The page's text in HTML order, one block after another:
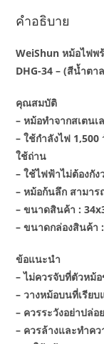
คำอธิบาย
WeiShun หม้อไฟพ
DHG-34 – (สีน้ำตา
คุณสมบัติ
– หม้อทำจากสเตน
– ใช้กำลังไฟ
ใช้ถ่าน
– ใช้ไฟฟ้าไม่ต้องกั
– หม้อก้นลึก สามา
– ขนาดสินค้า :
– ขนาดกล่องสินค้า
ข้อแนะนำ
– ไม่ควรจับที่ตัวหม้
– วางหม้อบนที่เรียบ
– ควรระวังอย่าปล่อ
– ควรล้างและทำค